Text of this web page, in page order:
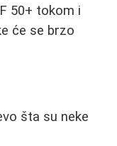
50+ tokom i
će se brzo
šta su neke